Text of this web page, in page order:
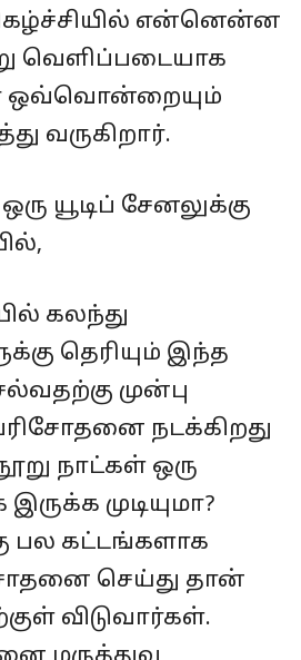
என்னென்ன
வெளிப்படையாக
ஒவ்வொன்றையும்
வருகிறார்.
யூடிப் சேனலுக்கு
கலந்து
தெரியும் இந்த
முன்பு
நடக்கிறது
நாட்கள் ஒரு
முடியுமா?
பல கட்டங்களாக
செய்து தான்
விடுவார்கள்.